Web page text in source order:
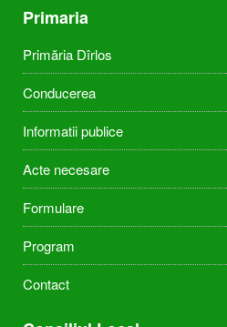
Primaria
Primăria Dîrlos
Conducerea
Informatii publice
Acte necesare
Formulare
Program
Contact